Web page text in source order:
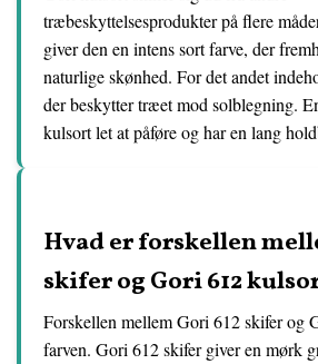
træbeskyttelsesprodukter på flere
giver den en intens sort farve, der
naturlige skønhed. For det andet
der beskytter træet mod solblegning.
kulsort let at påføre og har en lang
Hvad er forskellen
skifer og Gori 612
Forskellen mellem Gori 612 skifer og
farven. Gori 612 skifer giver en mørk